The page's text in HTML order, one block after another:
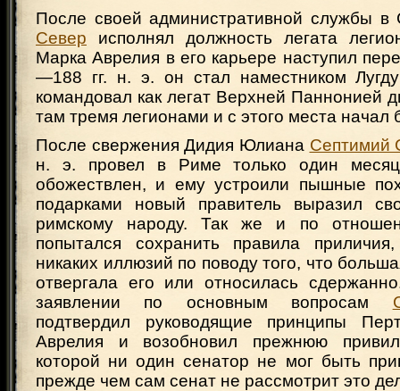
После своей административной службы
Север исполнял должность легата
Марка Аврелия в его карьере наступил
—188 гг. н. э. он стал наместником
командовал как легат Верхней Паннонией
там тремя легионами и с этого места начал
После свержения Дидия Юлиана Септимий
н. э. провел в Риме только один
обожествлен, и ему устроили пышные
подарками новый правитель выразил
римскому народу. Так же и по
попытался сохранить правила
никаких иллюзий по поводу того, что
отвергала его или относилась
заявлении по основным вопросам
подтвердил руководящие принципы
Аврелия и возобновил прежнюю
которой ни один сенатор не мог быть
прежде чем сам сенат не рассмотрит это